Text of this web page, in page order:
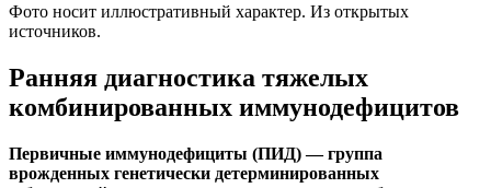
Фото носит иллюстративный характер. Из открытых
источников.
Ранняя диагностика тяжелых
комбинированных иммунодефицитов
Первичные иммунодефициты (ПИД) — группа
врожденных генетически детерминированных